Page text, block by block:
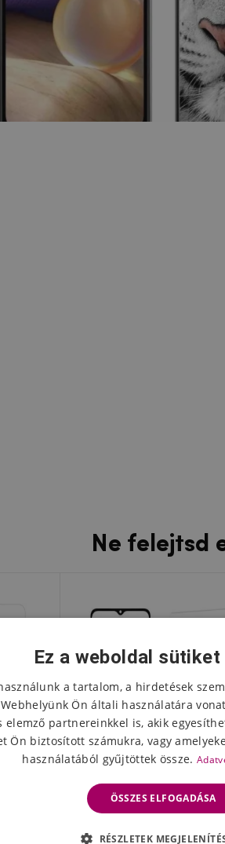
Ne felejtsd
Wozinsky teljes
Ez a weboldal sütiket
a tartalom, a hirdetések
Ön általi használatára
elemző partnereinkkel is, akik
Ön biztosított számukra, vagy
használatából gyűjtöttek össze.
ÖSSZES ELFOGADÁSA
RÉSZLETEK